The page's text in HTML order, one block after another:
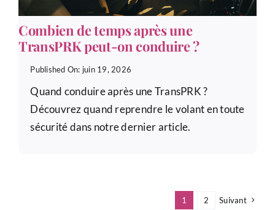
Combien de temps après une
TransPRK peut-on conduire ?
Published On: juin 19, 2026
Quand conduire après une TransPRK ?
Découvrez quand reprendre le volant en toute
sécurité dans notre dernier article.
1 2 Suivant